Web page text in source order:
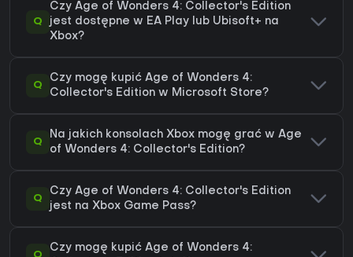
Q
Czy Age of Wonders 4: Collector's Edition
jest dostępne w EA Play lub Ubisoft+ na
Xbox?
Q
Czy mogę kupić Age of Wonders 4:
Collector's Edition w Microsoft Store?
Q
Na jakich konsolach Xbox mogę grać w Age
of Wonders 4: Collector's Edition?
Q
Czy Age of Wonders 4: Collector's Edition
jest na Xbox Game Pass?
Czy mogę kupić Age of Wonders 4: